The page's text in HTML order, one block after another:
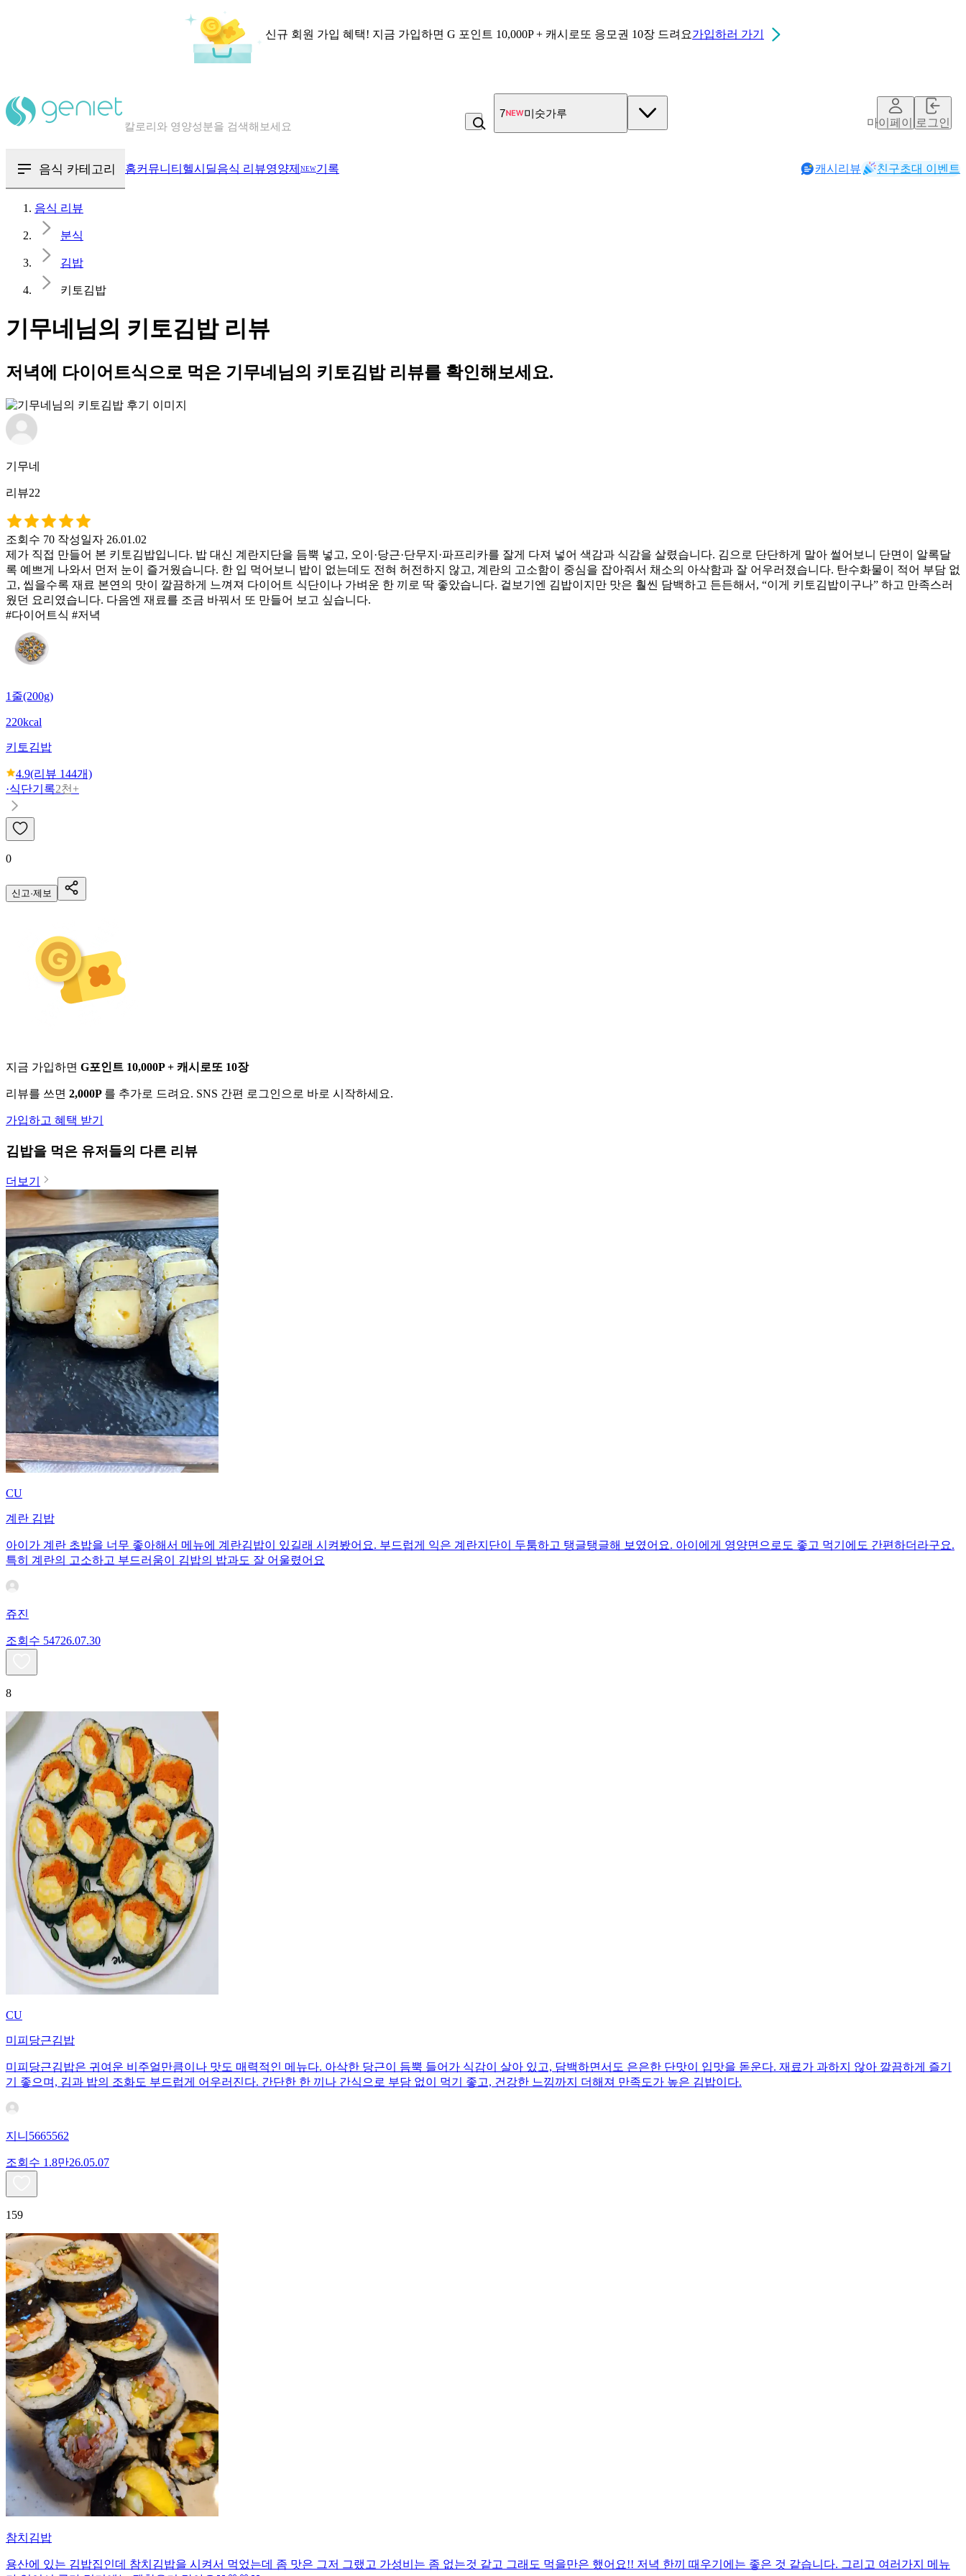
신규 회원 가입 혜택! 지금 가입하면 G 포인트 10,000P + 캐시로또 응모권 10장 드려요가입하러 가기
혈당 · 다이어트 음식 검색해보세요
7 미숫가루
마이페이지로그인
음식 카테고리 홈커뮤니티 헬시딜음식 리뷰영양제 NEW기록 캐시리뷰 친구초대 이벤트
음식 리뷰
분식
김밥
키토김밥
기무네님의 키토김밥 리뷰
저녁에 다이어트식으로 먹은 기무네님의 키토김밥 리뷰를 확인해보세요.
기무네
리뷰22
조회수 70 작성일자 26.01.02
제가 직접 만들어 본 키토김밥입니다. 밥 대신 계란지단을 듬뿍 넣고, 오이·당근·단무지·파프리카를 잘게 다져 넣어 색감과 식감을 살렸습니다. 김으로 단단하게 말아 썰어보니 단면이 알록달
록 예쁘게 나와서 먼저 눈이 즐거웠습니다. 한 입 먹어보니 밥이 없는데도 전혀 허전하지 않고, 계란의 고소함이 중심을 잡아줘서 채소의 아삭함과 잘 어우러졌습니다. 탄수화물이 적어 부담 없
고, 씹을수록 재료 본연의 맛이 깔끔하게 느껴져 다이어트 식단이나 가벼운 한 끼로 딱 좋았습니다. 겉보기엔 김밥이지만 맛은 훨씬 담백하고 든든해서, “이게 키토김밥이구나” 하고 만족스러
웠던 요리였습니다. 다음엔 재료를 조금 바꿔서 또 만들어 보고 싶습니다.
#다이어트식 #저녁
1줄(200g)
220kcal
키토김밥
4.9(리뷰 144개)
·식단기록2천+
0
신고·제보
지금 가입하면 G포인트 10,000P + 캐시로또 10장
리뷰를 쓰면 2,000P 를 추가로 드려요. SNS 간편 로그인으로 바로 시작하세요.
가입하고 혜택 받기
김밥을 먹은 유저들의 다른 리뷰
더보기
CU
계란 김밥
아이가 계란 초밥을 너무 좋아해서 메뉴에 계란김밥이 있길래 시켜봤어요. 부드럽게 익은 계란지단이 두툼하고 탱글탱글해 보였어요. 아이에게 영양면으로도 좋고 먹기에도 간편하더라구요.
특히 계란의 고소하고 부드러움이 김밥의 밥과도 잘 어울렸어요
쥬진
조회수 54726.07.30
8
CU
미피당근김밥
미피당근김밥은 귀여운 비주얼만큼이나 맛도 매력적인 메뉴다. 아삭한 당근이 듬뿍 들어가 식감이 살아 있고, 담백하면서도 은은한 단맛이 입맛을 돋운다. 재료가 과하지 않아 깔끔하게 즐기
기 좋으며, 김과 밥의 조화도 부드럽게 어우러진다. 간단한 한 끼나 간식으로 부담 없이 먹기 좋고, 건강한 느낌까지 더해져 만족도가 높은 김밥이다.
지니5665562
조회수 1.8만26.05.07
159
참치김밥
용산에 있는 김밥집인데 참치김밥을 시켜서 먹었는데 좀 맛은 그저 그랬고 가성비는 좀 없는것 같고 그래도 먹을만은 했어요!! 저녁 한끼 때우기에는 좋은 것 같습니다. 그리고 여러가지 메뉴